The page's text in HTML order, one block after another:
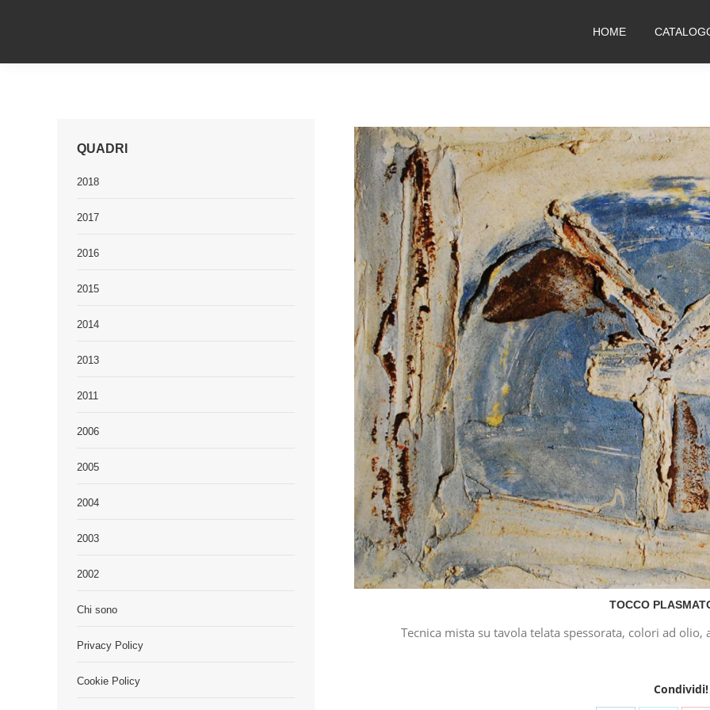
HOME
TOCCO
Tecnica mista su tavola telata spessorata, colori ad
Condividi!
QUADRI
2018
2017
2016
2015
2014
2013
2011
2006
2005
2004
2003
2002
Chi sono
Privacy Policy
Cookie Policy